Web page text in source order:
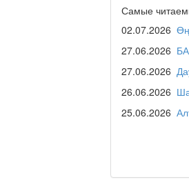
Самые
02.07.2026
27.06.2026
27.06.2026
26.06.2026
25.06.2026